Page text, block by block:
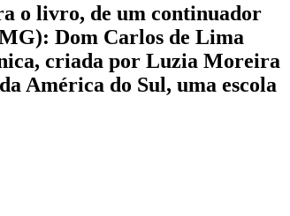
o livro, de um continuador
Dom Carlos de Lima
criada por Luzia Moreira
América do Sul, uma escola